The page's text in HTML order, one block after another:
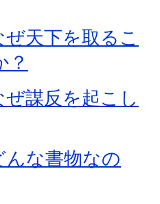
天下を取るこ
？
謀反を起こし
んな書物なの